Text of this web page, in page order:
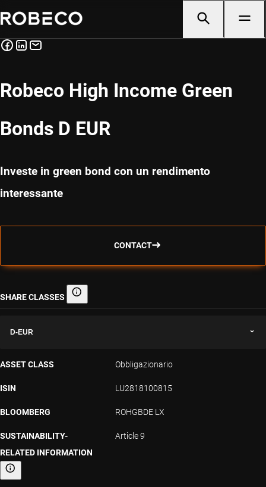
Robeco High Income Green
Bonds D EUR
Investe in green bond con un rendimento
interessante
CONTACT
SHARE CLASSES Share classes
D-EUR
ASSET CLASS Obbligazionario
ISIN LU2818100815
BLOOMBERG ROHGBDE LX
SUSTAINABILITY-
RELATED INFORMATION
Sustainability-related information
Article 9